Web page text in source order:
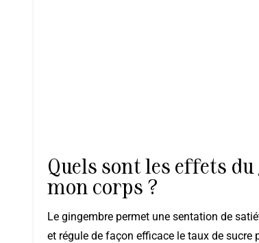
Quels sont les effets
mon corps ?
Le gingembre permet une sentation de satiété. De plus, il stimule la digestion
et régule de façon efficace le taux de sucre